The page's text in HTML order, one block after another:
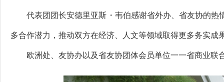
代表团团长安德里亚斯・韦伯感谢省外办、省友协的热
多合作潜力，推动双方在经济、人文等领域取得更多务实成
欧洲处、友协办以及省友协团体会员单位一一省商业联